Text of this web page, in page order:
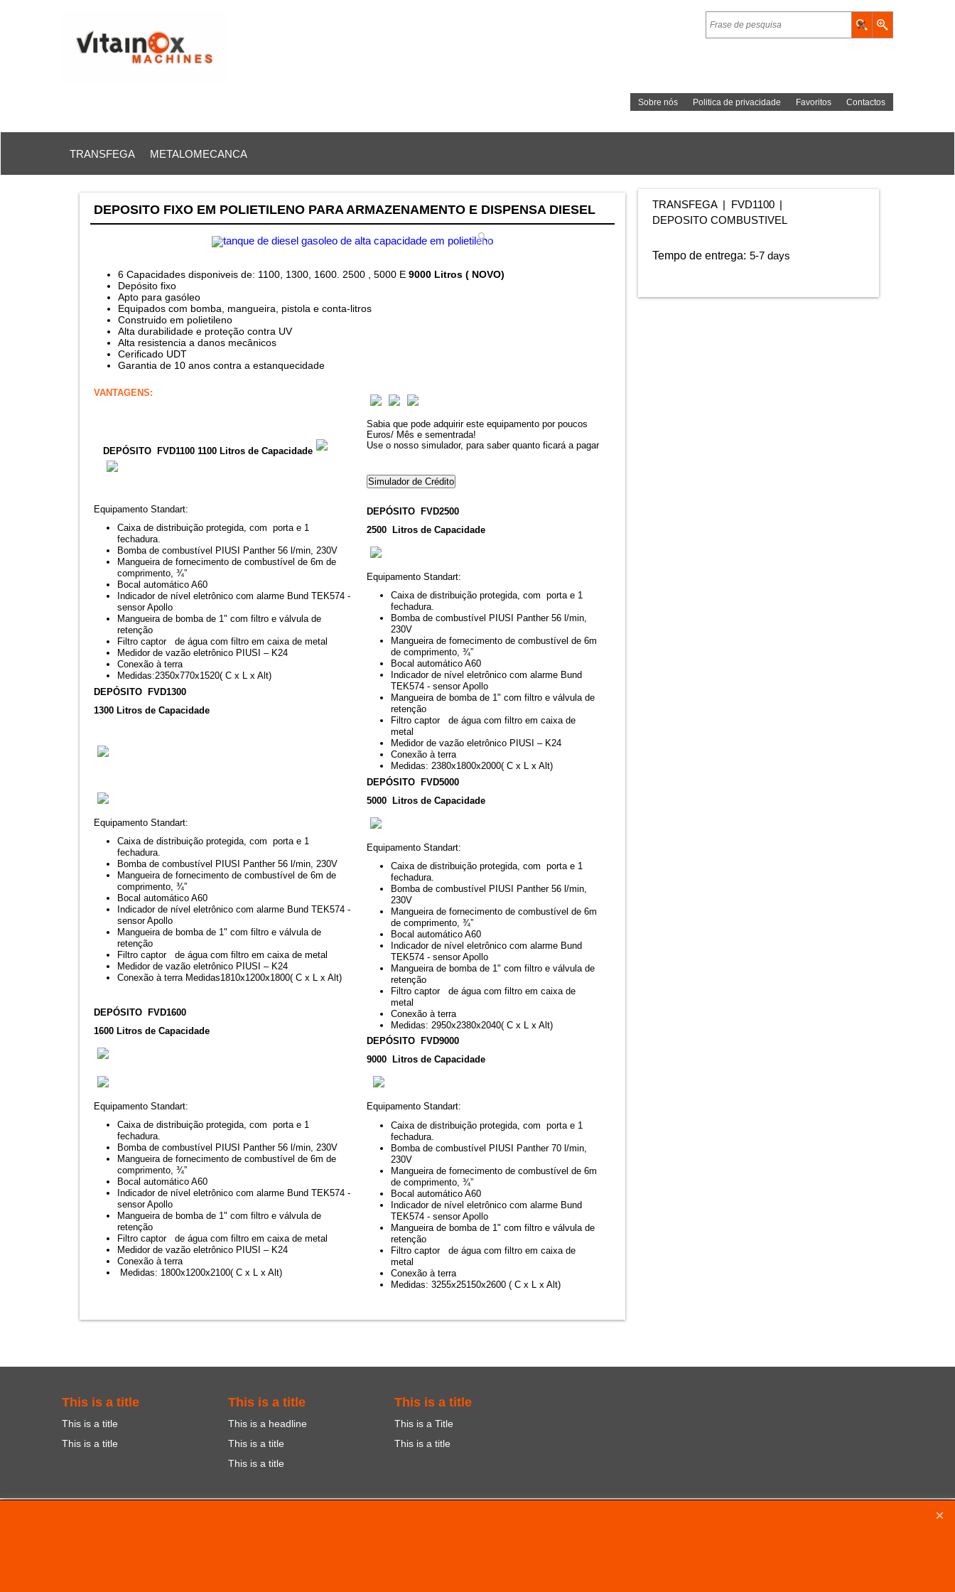
Sobre nós Politica de privacidade Favoritos Contactos
TRANSFEGA METALOMECANCA
DEPOSITO FIXO EM POLIETILENO PARA ARMAZENAMENTO E DISPENSA DIESEL
6 Capacidades disponiveis de: 1100, 1300, 1600. 2500 , 5000 E9000 Litros ( NOVO)
Depósito fixo
Apto para gasóleo
Equipados com bomba, mangueira, pistola e conta-litros
Construido em polietileno
Alta durabilidade e proteção contra UV
Alta resistencia a danos mecânicos
Cerificado UDT
Garantia de 10 anos contra a estanquecidade
Sabia que pode adquirir este equipamento por poucos
Euros/ Mês e sementrada!
Use o nosso simulador, para saber quanto ficará a pagar
DEPÓSITO FVD2500
2500 Litros de Capacidade
Equipamento Standart:
Caixa de distribuição protegida, com porta e 1
fechadura.
Bomba de combustível PIUSI Panther 56 l/min,
230V
Mangueira de fornecimento de combustível de 6m
de comprimento, ¾”
Bocal automático A60
Indicador de nível eletrônico com alarme Bund
TEK574 - sensor Apollo
Mangueira de bomba de 1" com filtro e válvula de
retenção
Filtro captor de água com filtro em caixa de
metal
Medidor de vazão eletrônico PIUSI – K24
Conexão à terra
Medidas: 2380x1800x2000( C x L x Alt)
DEPÓSITO FVD5000
5000 Litros de Capacidade
Equipamento Standart:
Caixa de distribuição protegida, com porta e 1
fechadura.
Bomba de combustível PIUSI Panther 56 l/min,
230V
Mangueira de fornecimento de combustível de 6m
de comprimento, ¾”
Bocal automático A60
Indicador de nível eletrônico com alarme Bund
TEK574 - sensor Apollo
Mangueira de bomba de 1" com filtro e válvula de
retenção
Filtro captor de água com filtro em caixa de
metal
Conexão à terra
Medidas: 2950x2380x2040( C x L x Alt)
DEPÓSITO FVD9000
9000 Litros de Capacidade
Equipamento Standart:
Caixa de distribuição protegida, com porta e 1
fechadura.
Bomba de combustível PIUSI Panther 70 l/min,
230V
Mangueira de fornecimento de combustível de 6m
de comprimento, ¾”
Bocal automático A60
Indicador de nível eletrônico com alarme Bund
TEK574 - sensor Apollo
Mangueira de bomba de 1" com filtro e válvula de
retenção
Filtro captor de água com filtro em caixa de
metal
Conexão à terra
Medidas: 3255x25150x2600 ( C x L x Alt)
VANTAGENS:
DEPÓSITO FVD1100 1100 Litros de Capacidade
Equipamento Standart:
Caixa de distribuição protegida, com porta e 1
fechadura.
Bomba de combustível PIUSI Panther 56 l/min, 230V
Mangueira de fornecimento de combustível de 6m de
comprimento, ¾”
Bocal automático A60
Indicador de nível eletrônico com alarme Bund TEK574 -
sensor Apollo
Mangueira de bomba de 1" com filtro e válvula de
retenção
Filtro captor de água com filtro em caixa de metal
Medidor de vazão eletrônico PIUSI – K24
Conexão à terra
Medidas:2350x770x1520( C x L x Alt)
DEPÓSITO FVD1300
1300 Litros de Capacidade
Equipamento Standart:
Caixa de distribuição protegida, com porta e 1
fechadura.
Bomba de combustível PIUSI Panther 56 l/min, 230V
Mangueira de fornecimento de combustível de 6m de
comprimento, ¾”
Bocal automático A60
Indicador de nível eletrônico com alarme Bund TEK574 -
sensor Apollo
Mangueira de bomba de 1" com filtro e válvula de
retenção
Filtro captor de água com filtro em caixa de metal
Medidor de vazão eletrônico PIUSI – K24
Conexão à terra Medidas1810x1200x1800( C x L x Alt)
DEPÓSITO FVD1600
1600 Litros de Capacidade
Equipamento Standart:
Caixa de distribuição protegida, com porta e 1
fechadura.
Bomba de combustível PIUSI Panther 56 l/min, 230V
Mangueira de fornecimento de combustível de 6m de
comprimento, ¾”
Bocal automático A60
Indicador de nível eletrônico com alarme Bund TEK574 -
sensor Apollo
Mangueira de bomba de 1" com filtro e válvula de
retenção
Filtro captor de água com filtro em caixa de metal
Medidor de vazão eletrônico PIUSI – K24
Conexão à terra
Medidas: 1800x1200x2100( C x L x Alt)
TRANSFEGA
FVD1100
DEPOSITO COMBUSTIVEL
Tempo de entrega: 5-7 days
This is a title
This is a title
This is a title
This is a title
This is a headline
This is a title
This is a title
This is a title
This is a Title
This is a title